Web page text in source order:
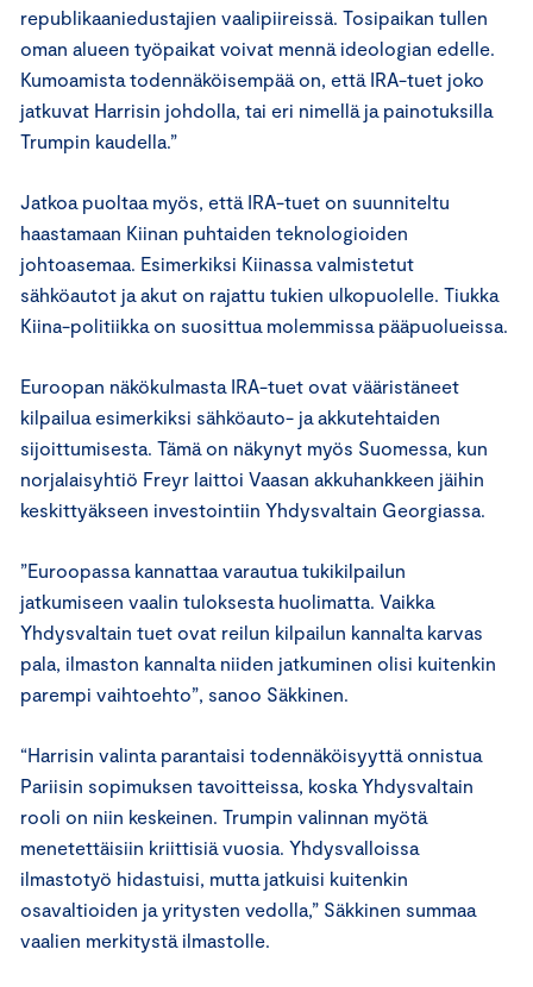
republikaaniedustajien vaalipiireissä. Tosipaikan tullen
oman alueen työpaikat voivat mennä ideologian edelle.
Kumoamista todennäköisempää on, että IRA-tuet joko
jatkuvat Harrisin johdolla, tai eri nimellä ja painotuksilla
Trumpin kaudella.”
Jatkoa puoltaa myös, että IRA-tuet on suunniteltu
haastamaan Kiinan puhtaiden teknologioiden
johtoasemaa. Esimerkiksi Kiinassa valmistetut
sähköautot ja akut on rajattu tukien ulkopuolelle. Tiukka
Kiina-politiikka on suosittua molemmissa pääpuolueissa.
Euroopan näkökulmasta IRA-tuet ovat vääristäneet
kilpailua esimerkiksi sähköauto- ja akkutehtaiden
sijoittumisesta. Tämä on näkynyt myös Suomessa, kun
norjalaisyhtiö Freyr laittoi Vaasan akkuhankkeen jäihin
keskittyäkseen investointiin Yhdysvaltain Georgiassa.
”Euroopassa kannattaa varautua tukikilpailun
jatkumiseen vaalin tuloksesta huolimatta. Vaikka
Yhdysvaltain tuet ovat reilun kilpailun kannalta karvas
pala, ilmaston kannalta niiden jatkuminen olisi kuitenkin
parempi vaihtoehto”, sanoo Säkkinen.
“Harrisin valinta parantaisi todennäköisyyttä onnistua
Pariisin sopimuksen tavoitteissa, koska Yhdysvaltain
rooli on niin keskeinen. Trumpin valinnan myötä
menetettäisiin kriittisiä vuosia. Yhdysvalloissa
ilmastotyö hidastuisi, mutta jatkuisi kuitenkin
osavaltioiden ja yritysten vedolla,” Säkkinen summaa
vaalien merkitystä ilmastolle.